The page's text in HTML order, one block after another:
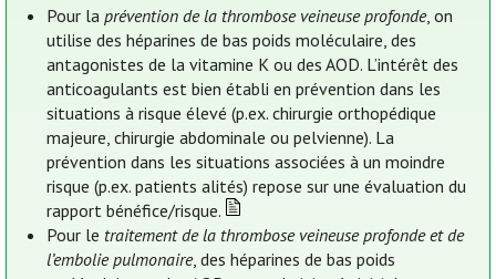
Pour laprévention de la thrombose veineuse profonde, on
utilise des héparines de bas poids moléculaire, des
antagonistes de la vitamine K ou des AOD. L’intérêt des
anticoagulants est bien établi en prévention dans les
situations à risque élevé (p.ex. chirurgie orthopédique
majeure, chirurgie abdominale ou pelvienne). La
prévention dans les situations associées à un moindre
risque (p.ex. patients alités) repose sur une évaluation du
rapport bénéfice/risque.
Pour le traitement de la thrombose veineuse profonde et de
l’embolie pulmonaire, des héparines de bas poids